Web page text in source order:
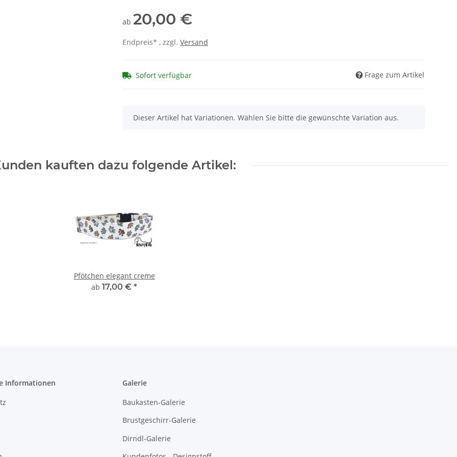
ab 20,00 €
Endpreis* , zzgl. Versand
Sofort verfügbar Frage zum Artikel
x
Dieser Artikel hat Variationen. Wählen Sie bitte die gewünschte Variation aus.
kauften dazu folgende Artikel:
Pfötchen elegant creme
ab 17,00 € *
Informationen Galerie
Baukasten-Galerie
Brustgeschirr-Galerie
Dirndl-Galerie